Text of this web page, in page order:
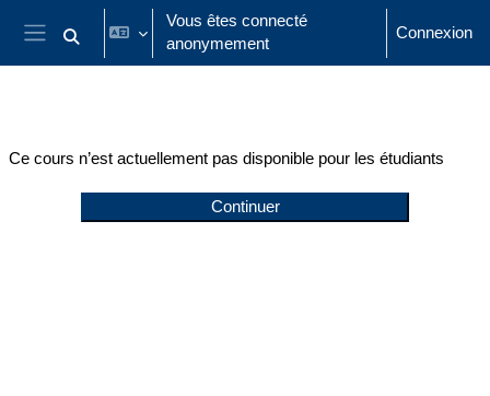
Passer au contenu principal
Panneau latéral
Activer/désactiver la saisie de recherche
Vous êtes connecté
anonymement
Connexion
Ce cours n’est actuellement pas disponible pour les étudiants
Continuer